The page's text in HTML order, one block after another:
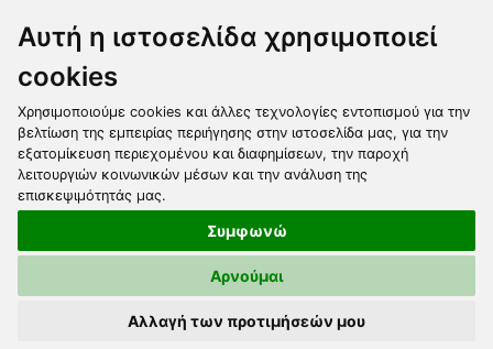
Αυτή η ιστοσελίδα χρησιμοποιεί
cookies
Χρησιμοποιούμε cookies και άλλες τεχνολογίες εντοπισμού για την
βελτίωση της εμπειρίας περιήγησης στην ιστοσελίδα μας, για την
εξατομίκευση περιεχομένου και διαφημίσεων, την παροχή
λειτουργιών κοινωνικών μέσων και την ανάλυση της
επισκεψιμότητάς μας.
Συμφωνώ
Αρνούμαι
Αλλαγή των προτιμήσεών μου